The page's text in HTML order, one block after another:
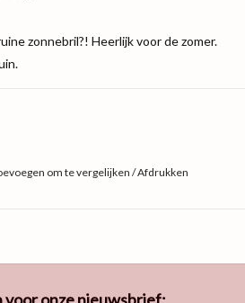
zonnebril?! Heerlijk voor de zomer.
om te vergelijken /Afdrukken